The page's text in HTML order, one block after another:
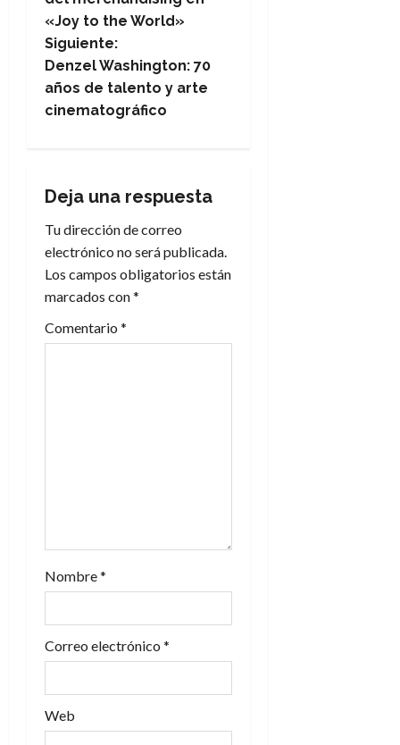
v
e
g
c
i
ó
n
d
a
d
a
«Joy to the World»
Siguiente:
Denzel Washington: 70
años de talento y arte
cinematográfico
Deja una respuesta
Tu dirección de correo
electrónico no será publicada.
Los campos obligatorios están
marcados con*
Comentario *
Nombre*
Correo electrónico *
Web